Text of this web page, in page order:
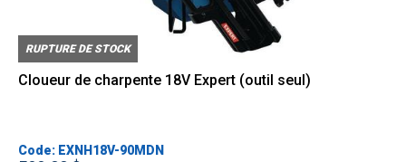
RUPTURE DE STOCK
Cloueur de charpente 18V Expert (outil seul)
Code: EXNH18V-90MDN